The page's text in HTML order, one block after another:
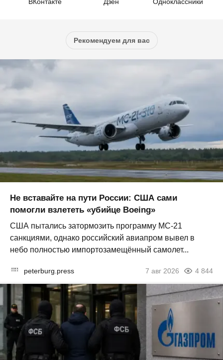
Рекомендуем для вас
Не вставайте на пути России: США сами
помогли взлететь «убийце Boeing»
США пытались затормозить программу МС-21
санкциями, однако российский авиапром вывел в
небо полностью импортозамещённый самолет...
peterburg.press 7 авг 2026 4 844